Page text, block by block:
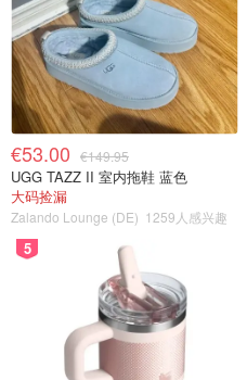
€53.00 €149.95
UGG TAZZ II 室内拖鞋 蓝色
大码捡漏
Zalando Lounge (DE) 1259人感兴趣
5